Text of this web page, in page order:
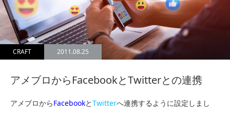
CRAFT 2011.08.25
アメブロからFacebookとTwitterとの連携
アメブロからFacebookとTwitterへ連携するように設定しまし